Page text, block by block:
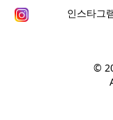
인스타그
©